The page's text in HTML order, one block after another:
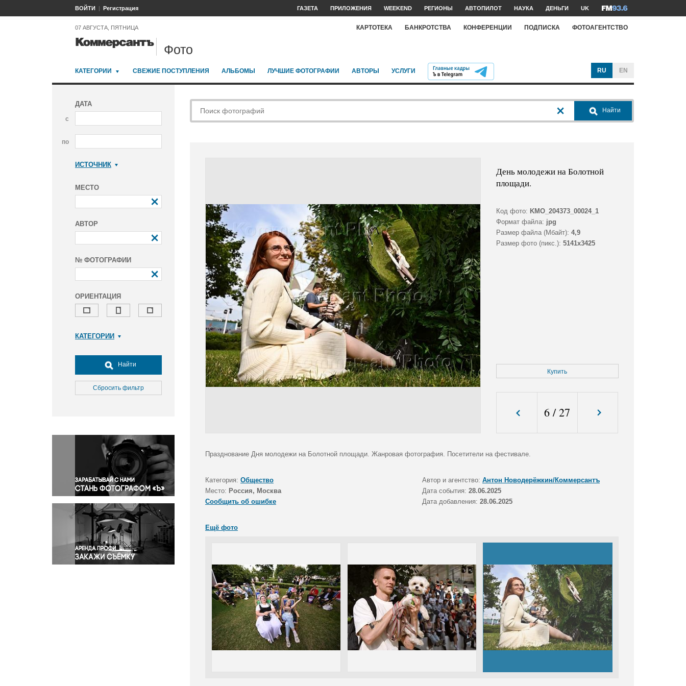
ВОЙТИ Регистрация ГАЗЕТА ПРИЛОЖЕНИЯ WEEKEND РЕГИОНЫ АВТОПИЛОТ НАУКА ДЕНЬГИ UK
07 АВГУСТА, ПЯТНИЦА КАРТОТЕКА БАНКРОТСТВА КОНФЕРЕНЦИИ ПОДПИСКА ФОТОАГЕНТСТВО
Фото
КАТЕГОРИИ СВЕЖИЕ ПОСТУПЛЕНИЯ АЛЬБОМЫ ЛУЧШИЕ ФОТОГРАФИИ АВТОРЫ УСЛУГИ RU EN
ДАТА
с
по
ИСТОЧНИК
МЕСТО
АВТОР
№ ФОТОГРАФИИ
ОРИЕНТАЦИЯ
КАТЕГОРИИ
Досуг, туризм и отдых
Культура
Медицина
Окружающая среда
Политика
Правосудие
Происшествия и конфликты
Религия
Светская жизнь
Спорт
Экология
Экономика и бизнес
Найти
Сбросить фильтр
Найти
День молодежи на Болотной
площади.
Код фото: KMO_204373_00024_1
Формат файла: jpg
Размер файла (Мбайт): 4,9
Размер фото (пикс.): 5141x3425
Купить
6 /27
Празднование Дня молодежи на Болотной площади. Жанровая фотография. Посетители на фестивале.
Категория: Общество Автор и агентство: Антон Новодерёжкин/Коммерсантъ
Место: Россия, Москва Дата события: 28.06.2025
Сообщить об ошибке
Дата добавления: 28.06.2025
Ещё фото